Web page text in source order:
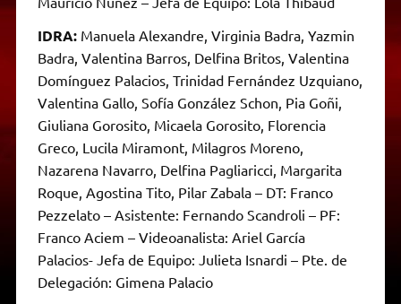
IDRA: Manuela Alexandre, Virginia Badra, Yazmin
Badra, Valentina Barros, Delfina Britos, Valentina
Domínguez Palacios, Trinidad Fernández Uzquiano,
Valentina Gallo, Sofía González Schon, Pia Goñi,
Giuliana Gorosito, Micaela Gorosito, Florencia
Greco, Lucila Miramont, Milagros Moreno,
Nazarena Navarro, Delfina Pagliaricci, Margarita
Roque, Agostina Tito, Pilar Zabala – DT: Franco
Pezzelato – Asistente: Fernando Scandroli – PF:
Franco Aciem – Videoanalista: Ariel García
Palacios- Jefa de Equipo: Julieta Isnardi – Pte. de
Delegación: Gimena Palacio